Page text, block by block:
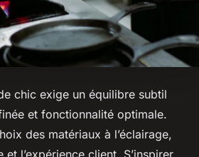
chic exige un équilibre subtil
et fonctionnalité optimale.
des matériaux à l’éclairage,